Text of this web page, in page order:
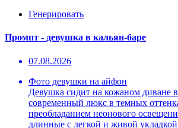
Генерировать
Промпт - девушка в кальян-баре
07.08.2026
Фото девушки на айфон
Девушка сидит на кожаном диване в
современный люкс в темных
преобладанием неонового
длинные с легкой и живой